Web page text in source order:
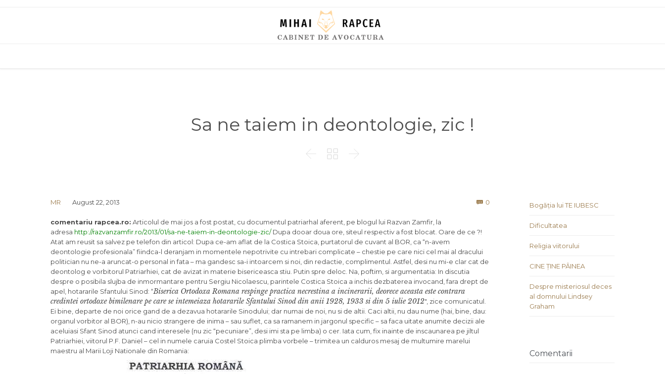
Sa ne taiem in deontologie, zic !
  
MR August 22, 2013  0
comentariu rapcea.ro: Articolul de mai jos a fost postat, cu documentul patriarhal aferent, pe blogul lui Razvan Zamfir, la
adresa http://razvanzamfir.ro/2013/01/sa-ne-taiem-in-deontologie-zic/Dupa dooar doua ore, siteul respectiv a fost blocat. Oare de ce ?!
Atat am reusit sa salvez pe telefon din articol: Dupa ce-am aflat de la Costica Stoica, purtatorul de cuvant al BOR, ca “n-avem
deontologie profesionala” fiindca-l deranjam in momentele nepotrivite cu intrebari complicate – chestie pe care nici cel mai al dracului
politician nu ne-a aruncat-o personal in fata – ma gandesc sa-i intoarcem si noi, din redactie, complimentul. Astfel, desi nu mi-e clar cat de
deontolog e vorbitorul Patriarhiei, cat de avizat in materie bisericeasca stiu. Putin spre deloc. Na, poftim, si argumentatia: In discutia
despre o posibila slujba de inmormantare pentru Sergiu Nicolaescu, parintele Costica Stoica a inchis dezbaterea invocand, fara drept de
apel, hotararile Sfantului Sinod: “Biserica Ortodoxa Romana respinge practica necrestina a incinerarii, deorece aceasta este contrara
credintei ortodoxe bimilenare pe care se intemeiaza hotararile Sfantului Sinod din anii 1928, 1933 si din 5 iulie 2012″, zice comunicatul.
Ei bine, departe de noi orice gand de a dezavua hotararile Sinodului; dar numai de noi, nu si de altii. Caci altii, nu dau nume (hai, bine, dau:
organul vorbitor al BOR), n-au nicio strangere de inima – sau suflet, ca sa ramanem in jargonul specific – sa faca uitate anumite decizii ale
aceluiasi Sfant Sinod atunci cand interesele (nu zic “pecuniare”, desi imi sta pe limba) o cer. Iata cum, fix inainte de inscaunarea pe jiltul
Patriarhiei, viitorul P.F. Daniel – cel in numele caruia Costel Stoica plimba vorbele – trimitea un calduros mesaj de multumire marelui
maestru al Marii Loji Nationale din Romania:
Bogăția lui TE IUBESC
Dificultatea
Religia viitorului
CINE ȚINE PÂINEA
Despre misteriosul deces
al domnului Lindsey
Graham
Comentarii